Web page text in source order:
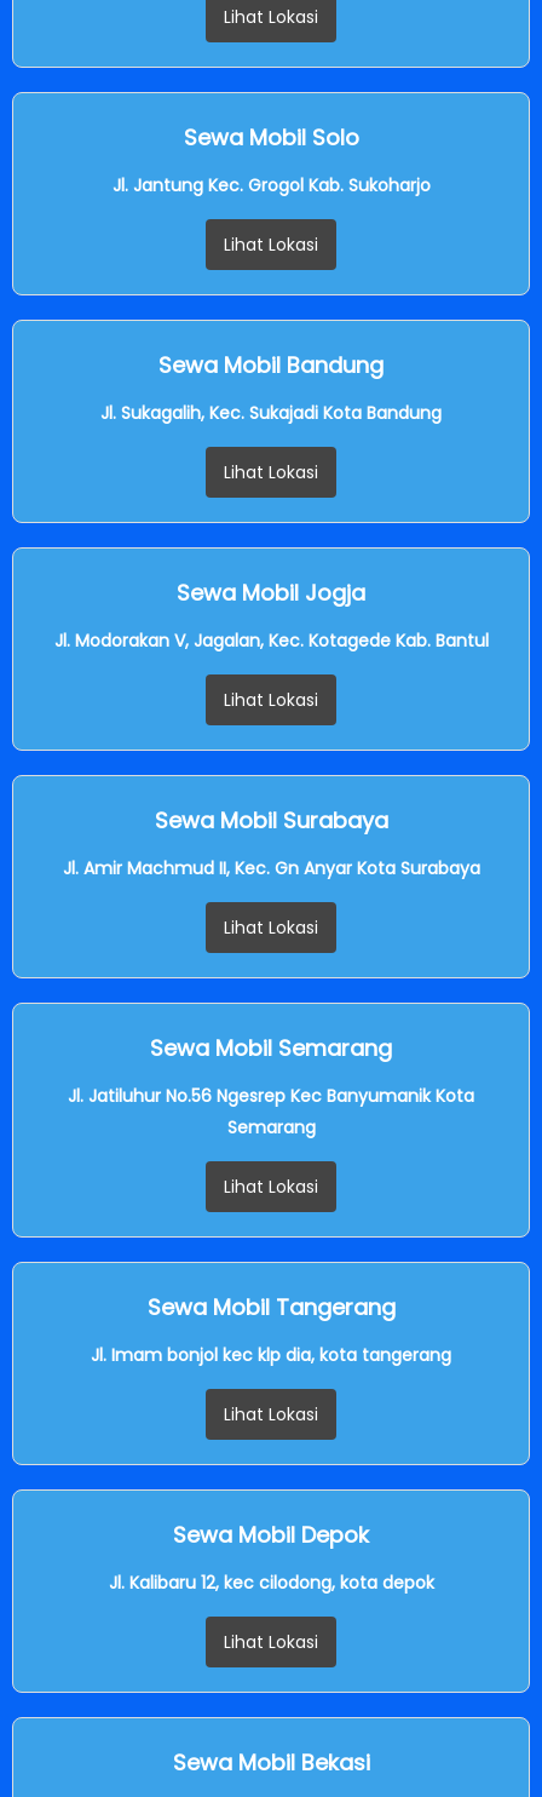
Lihat Lokasi
Sewa Mobil Solo
Jl. Jantung Kec. Grogol Kab. Sukoharjo
Lihat Lokasi
Sewa Mobil Bandung
Jl. Sukagalih, Kec. Sukajadi Kota Bandung
Lihat Lokasi
Sewa Mobil Jogja
Jl. Modorakan V, Jagalan, Kec. Kotagede Kab. Bantul
Lihat Lokasi
Sewa Mobil Surabaya
Jl. Amir Machmud II, Kec. Gn Anyar Kota Surabaya
Lihat Lokasi
Sewa Mobil Semarang
Jl. Jatiluhur No.56 Ngesrep Kec Banyumanik Kota
Semarang
Lihat Lokasi
Sewa Mobil Tangerang
Jl. Imam bonjol kec klp dia, kota tangerang
Lihat Lokasi
Sewa Mobil Depok
Jl. Kalibaru 12, kec cilodong, kota depok
Lihat Lokasi
Sewa Mobil Bekasi